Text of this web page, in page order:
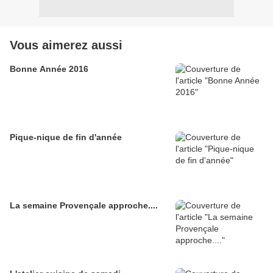
Vous aimerez aussi
Bonne Année 2016
Pique-nique de fin d'année
La semaine Provençale approche....